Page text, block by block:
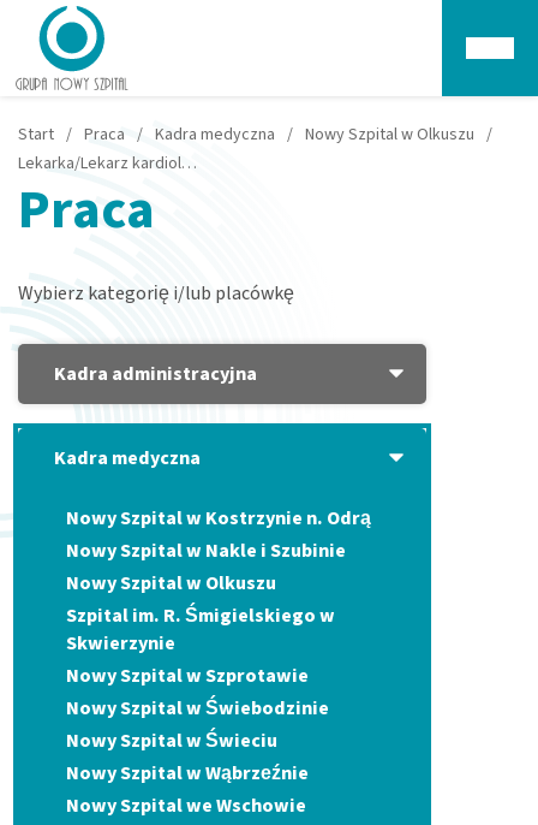
Start / Praca / Kadra medyczna / Nowy Szpital w Olkuszu /
Lekarka/Lekarz kardiolog – Olkusz
Praca
Wybierz kategorię i/lub placówkę
Kadra administracyjna
Kadra medyczna
Nowy Szpital w Kostrzynie n. Odrą
Nowy Szpital w Nakle i Szubinie
Nowy Szpital w Olkuszu
Szpital im. R. Śmigielskiego w
Skwierzynie
Nowy Szpital w Szprotawie
Nowy Szpital w Świebodzinie
Nowy Szpital w Świeciu
Nowy Szpital w Wąbrzeźnie
Nowy Szpital we Wschowie